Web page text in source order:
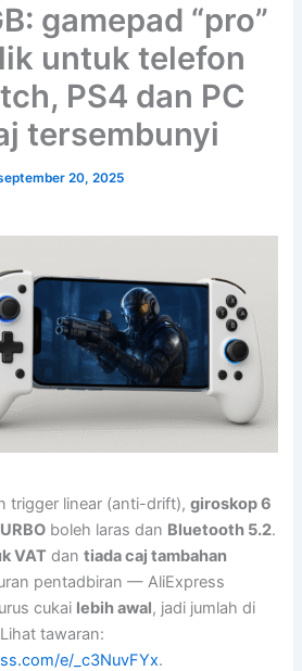
gamepad “pro”
untuk telefon
PS4 dan PC
tersembunyi
20, 2025
trigger linear (anti-drift),giroskop 6
boleh laras dan Bluetooth 5.2.
VAT dantiada caj tambahan
pentadbiran — AliExpress
cukai lebih awal, jadi jumlah di
tawaran:
e/_c3NuvFYx.